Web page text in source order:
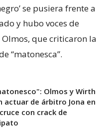
se pusiera frente a
y hubo voces de
que criticaron la
“matonesca”.
Olmos y Wirth
actuar de árbitro Jona en
con crack de